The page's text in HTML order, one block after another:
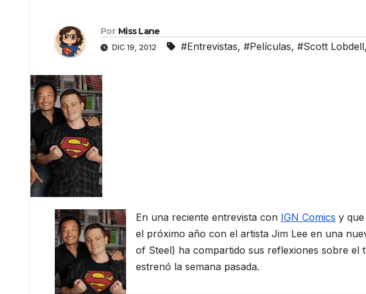
Por Miss Lane
DIC 19, 2012 #Entrevistas, #Películas, #Scott Lobdell,
En una reciente entrevista con IGN Comics y
el próximo año con el artista Jim Lee en una
of Steel) ha compartido sus reflexiones sobre el
estrenó la semana pasada.